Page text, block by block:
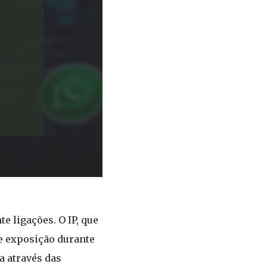
ligações. O IP, que
exposição durante
através das